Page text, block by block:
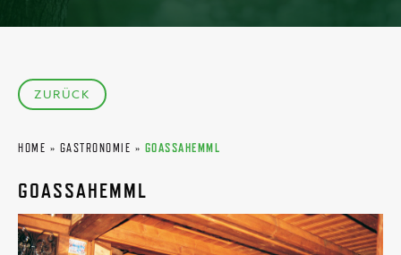
ZURÜCK
HOME » GASTRONOMIE » GOASSAHEMML
GOASSAHEMML